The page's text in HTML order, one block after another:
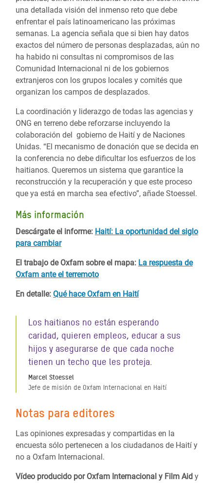
una detallada visión del inmenso reto que debe
enfrentar el país latinoamericano las próximas
semanas. La agencia señala que si bien hay datos
exactos del número de personas desplazadas, aún no
ha habido ni consultas ni compromisos de las
Comunidad Internacional ni de los gobiernos
extranjeros con los grupos locales y comités que
organizan los campos de desplazados.
La coordinación y liderazgo de todas las agencias y
ONG en terreno debe reforzarse incluyendo la
colaboración del gobierno de Haití y de Naciones
Unidas. “El mecanismo de donación que se decida en
la conferencia no debe dificultar los esfuerzos de los
haitianos. Queremos un sistema que garantice la
reconstrucción y la recuperación y que este proceso
que ya está en marcha sea efectivo”, añade Stoessel.
Más información
Descárgate el informe: Haití: La oportunidad del siglo
para cambiar
El trabajo de Oxfam sobre el mapa: La respuesta de
Oxfam ante el terremoto
En detalle: Qué hace Oxfam en Haití
Los haitianos no están esperando
caridad, quieren empleos, educar a sus
hijos y asegurarse de que cada noche
tienen un techo que les proteja.
Marcel Stoessel
Jefe de misión de Oxfam Internacional en Haití
Notas para editores
Las opiniones expresadas y compartidas en la
encuesta sólo pertenecen a los ciudadanos de Haití y
no a Oxfam Internacional.
Vídeo producido por Oxfam Internacional y Film Aid y